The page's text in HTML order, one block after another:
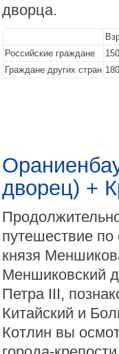
дворца.
Российские граждане
Граждане других стран
дворец) +
путешествие
князя
Меншиковский
Петра III,
Китайский и
Котлин вы